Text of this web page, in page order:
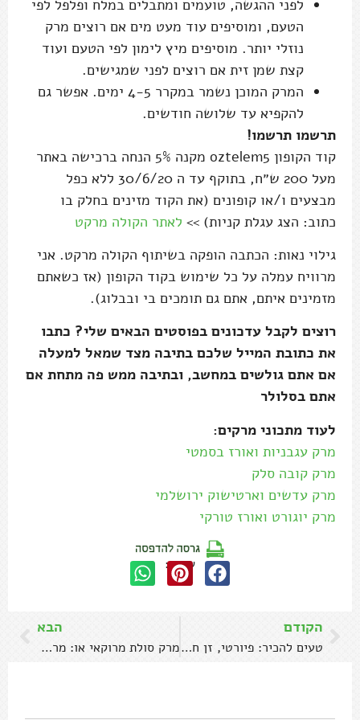
לפני ההגשה, טועמים ומתבלים במלח ופלפל לפי
הטעם, ומוסיפים עוד מעט מים אם רוצים מרק
נוזלי יותר. מוסיפים מיץ לימון לפי הטעם ועוד
קצת שמן זית אם רוצים לפני שמגישים.
המרק המוכן נשמר במקרר 4-5 ימים. אפשר גם
להקפיא עד שלושה חודשים.
תרשמו תרשמו!
קוד הקופון oztelem5 מקנה 5% הנחה ברכישה באתר
מעל 200 ש״ח, בתוקף עד ה 30/6/20 ללא כפל
מבצעים ו/או קופונים (את הקוד מזינים בחלק בו
כתוב: הצג עגלת קניות) >> לאתר הקולה מרקט
גילוי נאות: הכתבה הופקה בשיתוף הקולה מרקט. אני
מרוויח עמלה על כל שימוש בקוד הקופון (אז כשאתם
מזמינים איתם, אתם גם תומכים בי ובבלוג).
רוצים לקבל עדכונים בפוסטים הבאים שלי? כתבו
את כתובת המייל שלכם בתיבה מצד שמאל למעלה
אם אתם גולשים במחשב, ובתיבה ממש פה מתחת אם
אתם בסלולר
לעוד מתכוני מרקים:
מרק עגבניות ואורז בסמטי
מרק קובה סלק
מרק עדשים וארטישוק ירושלמי
מרק יוגורט ואורז טורקי
שתפו:
הקודם
טעים להכיר: פיורטי, זן חדש ומרגש של כרובית
הבא
מרק סולת מרוקאי או: מרק חשו